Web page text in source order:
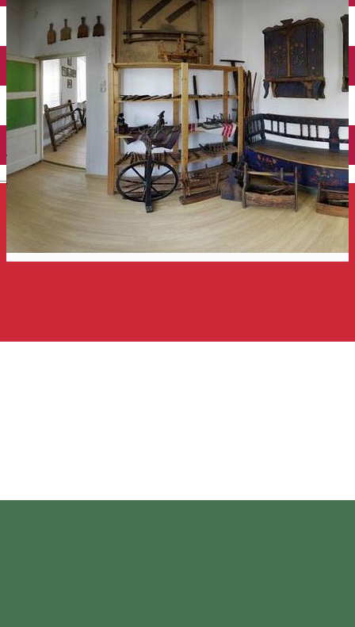
English
Închirieri auto
Închirieri de biciclete